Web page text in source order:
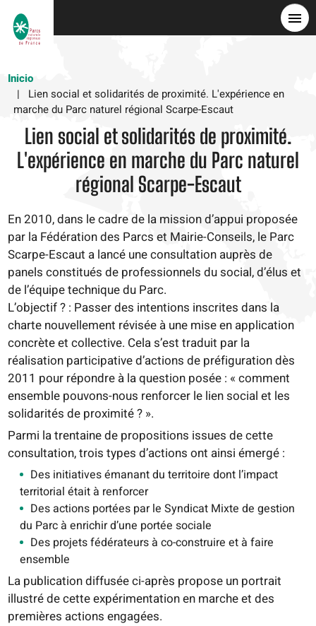
Inicio
Lien social et solidarités de proximité. L'expérience en
marche du Parc naturel régional Scarpe-Escaut
Lien social et solidarités de proximité.
L'expérience en marche du Parc naturel
régional Scarpe-Escaut
En 2010, dans le cadre de la mission d’appui proposée
par la Fédération des Parcs et Mairie-Conseils, le Parc
Scarpe-Escaut a lancé une consultation auprès de
panels constitués de professionnels du social, d’élus et
de l’équipe technique du Parc.
L’objectif ? : Passer des intentions inscrites dans la
charte nouvellement révisée à une mise en application
concrète et collective. Cela s’est traduit par la
réalisation participative d’actions de préfiguration dès
2011 pour répondre à la question posée : « comment
ensemble pouvons-nous renforcer le lien social et les
solidarités de proximité ? ».
Parmi la trentaine de propositions issues de cette
consultation, trois types d’actions ont ainsi émergé :
Des initiatives émanant du territoire dont l’impact
territorial était à renforcer
Des actions portées par le Syndicat Mixte de gestion
du Parc à enrichir d’une portée sociale
Des projets fédérateurs à co-construire et à faire
ensemble
La publication diffusée ci-après propose un portrait
illustré de cette expérimentation en marche et des
premières actions engagées.